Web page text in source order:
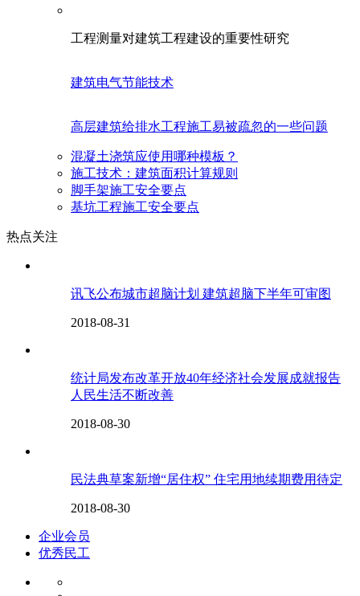
工程测量对建筑工程建设的重要性研究
建筑电气节能技术
高层建筑给排水工程施工易被疏忽的一些问题
混凝土浇筑应使用哪种模板？
施工技术：建筑面积计算规则
脚手架施工安全要点
基坑工程施工安全要点
热点关注
讯飞公布城市超脑计划 建筑超脑下半年可审图
2018-08-31
统计局发布改革开放40年经济社会发展成就报告
人民生活不断改善
2018-08-30
民法典草案新增“居住权” 住宅用地续期费用待定
2018-08-30
企业会员
优秀民工